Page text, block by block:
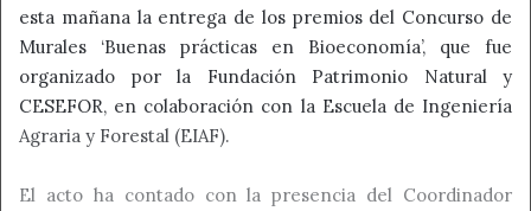
esta mañana la entrega de los premios del Concurso de
Murales ‘Buenas prácticas en Bioeconomía’, que fue
organizado por la Fundación Patrimonio Natural y
CESEFOR, en colaboración con la Escuela de Ingeniería
Agraria y Forestal (EIAF).
El acto ha contado con la presencia del Coordinador